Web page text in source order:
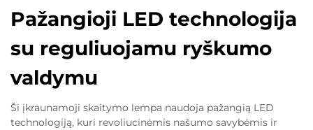
Pažangioji LED technologija
su reguliuojamu ryškumo
valdymu
Ši įkraunamoji skaitymo lempa naudoja pažangią LED
technologiją, kuri revoliucinėmis našumo savybėmis ir